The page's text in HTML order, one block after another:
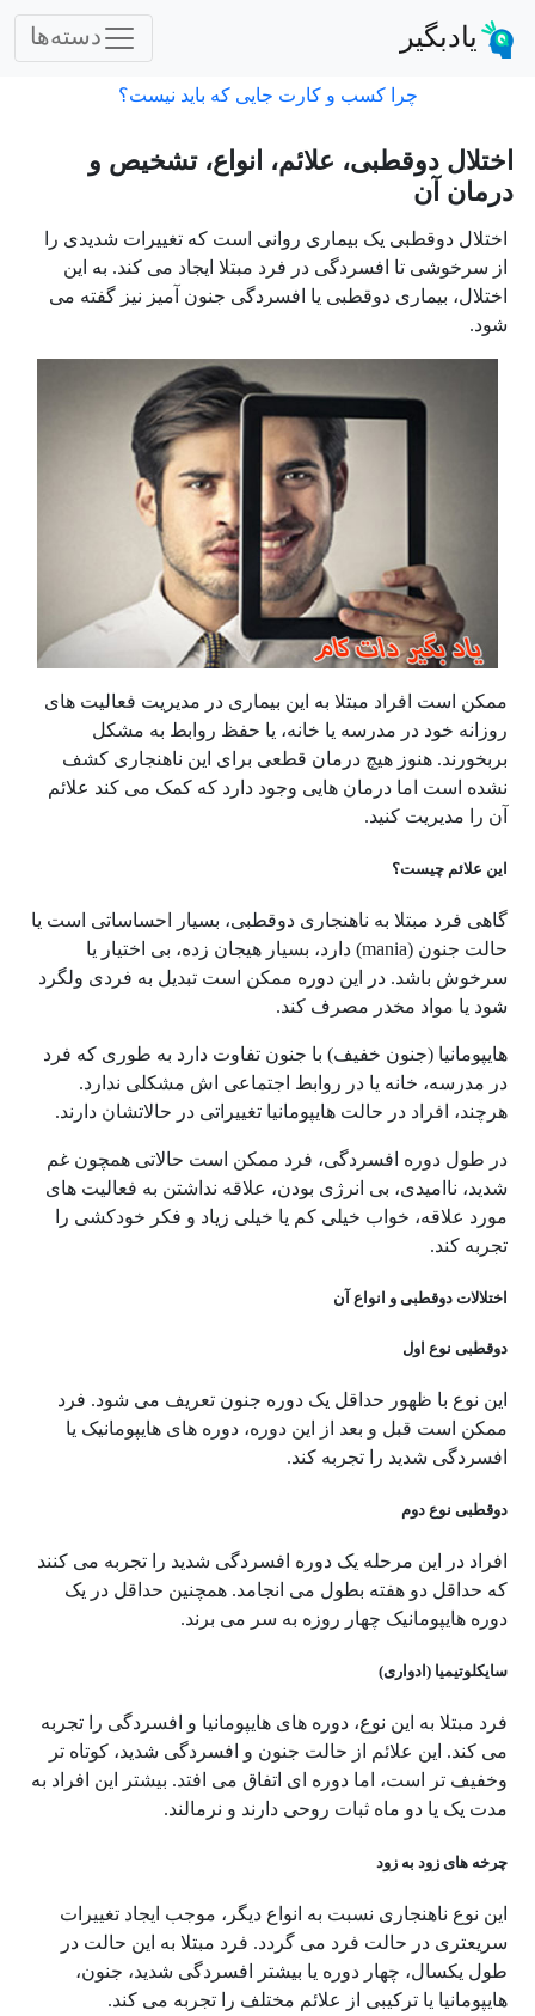
یادبگیر دسته‌ها
چرا کسب و کارت جایی که باید نیست؟
اختلال دوقطبی، علائم، انواع، تشخیص و
درمان آن
اختلال دوقطبی یک بیماری روانی است که تغییرات شدیدی را
از سرخوشی تا افسردگی در فرد مبتلا ایجاد می­ کند. به این
اختلال، بیماری دوقطبی یا افسردگی جنون آمیز نیز گفته می
شود.
ممکن است افراد مبتلا به این بیماری در مدیریت فعالیت های
روزانه خود در مدرسه یا خانه، یا حفظ روابط به مشکل
بربخورند. هنوز هیچ درمان قطعی برای این ناهنجاری کشف
نشده است اما درمان هایی وجود دارد که کمک می کند علائم
آن را مدیریت کنید.
این علائم چیست؟
گاهی فرد مبتلا به ناهنجاری دوقطبی، بسیار احساساتی است یا
حالت جنون (mania) دارد، بسیار هیجان زده، بی اختیار یا
سرخوش باشد. در این دوره ممکن است تبدیل به فردی ولگرد
شود یا مواد مخدر مصرف کند.
هایپومانیا (جنون خفیف) با جنون تفاوت دارد به طوری که فرد
در مدرسه، خانه یا در روابط اجتماعی اش مشکلی ندارد.
هرچند، افراد در حالت هایپومانیا تغییراتی در حالاتشان دارند.
در طول دوره افسردگی، فرد ممکن است حالاتی همچون غم
شدید، ناامیدی، بی انرژی بودن، علاقه نداشتن به فعالیت های
مورد علاقه، خواب خیلی کم یا خیلی زیاد و فکر خودکشی را
تجربه کند.
اختلالات دوقطبی و انواع آن
دوقطبی نوع اول
این نوع با ظهور حداقل یک دوره جنون تعریف می شود. فرد
ممکن است قبل و بعد از این دوره، دوره های هایپومانیک یا
افسردگی شدید را تجربه کند.
دوقطبی نوع دوم
افراد در این مرحله یک دوره افسردگی شدید را تجربه می کنند
که حداقل دو هفته بطول می انجامد. همچنین حداقل در یک
دوره هایپومانیک چهار روزه به سر می برند.
سایکلوتیمیا (ادواری)
فرد مبتلا به این نوع، دوره های هایپومانیا و افسردگی را تجربه
می کند. این علائم از حالت جنون و افسردگی شدید، کوتاه تر
وخفیف تر است، اما دوره ای اتفاق می افتد. بیشتر این افراد به
مدت یک یا دو ماه ثبات روحی دارند و نرمالند.
چرخه های زود به زود
این نوع ناهنجاری نسبت به انواع دیگر، موجب ایجاد تغییرات
سریعتری در حالت فرد می­ گردد. فرد مبتلا به این حالت در
طول یکسال، چهار دوره یا بیشتر افسردگی شدید، جنون،
هایپومانیا یا ترکیبی از علائم مختلف را تجربه می کند.